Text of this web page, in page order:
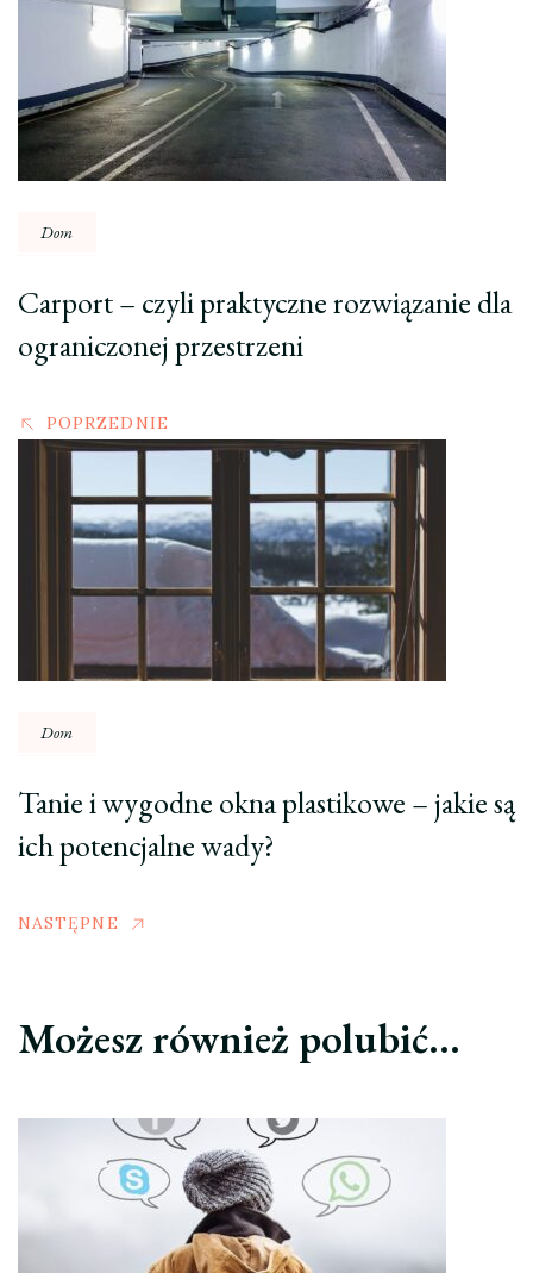
wpisu
Dom
Carport – czyli praktyczne rozwiązanie dla
ograniczonej przestrzeni
POPRZEDNIE
Dom
Tanie i wygodne okna plastikowe – jakie są
ich potencjalne wady?
NASTĘPNE
Możesz również polubić…